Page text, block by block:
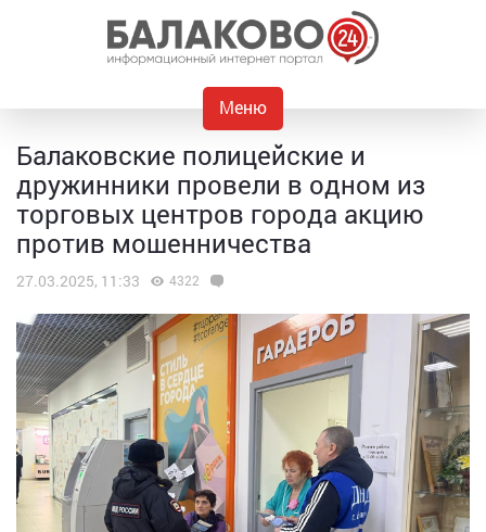
Меню
Балаковские полицейские и
дружинники провели в одном из
торговых центров города акцию
против мошенничества
27.03.2025, 11:33 4322